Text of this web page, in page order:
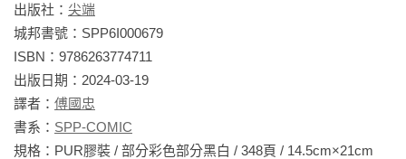
出版社： 尖端
城邦書號：SPP6I000679
ISBN：9786263774711
出版日期：2024-03-19
譯者： 傅國忠
書系： SPP-COMIC